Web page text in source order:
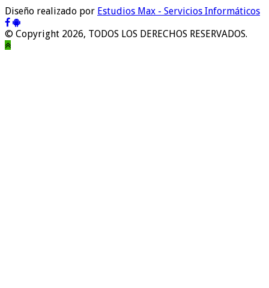
Diseño realizado por Estudios Max - Servicios Informáticos
© Copyright 2026, TODOS LOS DERECHOS RESERVADOS.